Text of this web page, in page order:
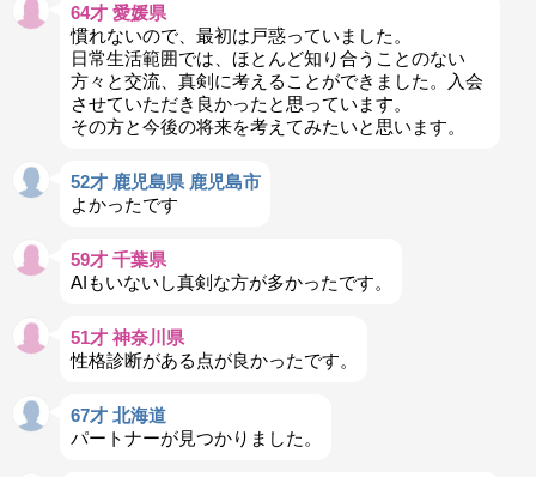
64才 愛媛県
慣れないので、最初は戸惑っていました。
日常生活範囲では、ほとんど知り合うことのない
方々と交流、真剣に考えることができました。入会
させていただき良かったと思っています。
その方と今後の将来を考えてみたいと思います。
52才 鹿児島県 鹿児島市
よかったです
59才 千葉県
AIもいないし真剣な方が多かったです。
51才 神奈川県
性格診断がある点が良かったです。
67才 北海道
パートナーが見つかりました。